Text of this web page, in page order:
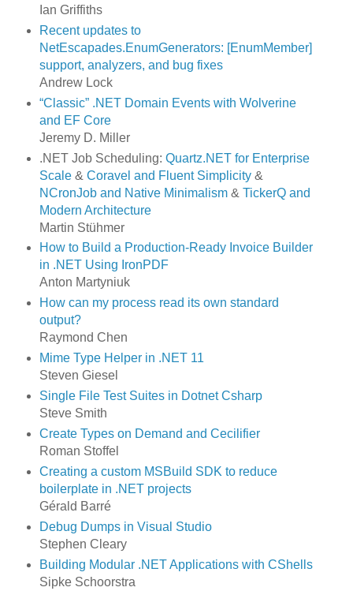
Ian Griffiths
Recent updates to
NetEscapades.EnumGenerators: [EnumMember]
support, analyzers, and bug fixes
Andrew Lock
“Classic” .NET Domain Events with Wolverine
and EF Core
Jeremy D. Miller
.NET Job Scheduling: Quartz.NET for Enterprise
Scale& Coravel and Fluent Simplicity&
NCronJob and Native Minimalism& TickerQ and
Modern Architecture
Martin Stühmer
How to Build a Production-Ready Invoice Builder
in .NET Using IronPDF
Anton Martyniuk
How can my process read its own standard
output?
Raymond Chen
Mime Type Helper in .NET 11
Steven Giesel
Single File Test Suites in Dotnet Csharp
Steve Smith
Create Types on Demand and Cecilifier
Roman Stoffel
Creating a custom MSBuild SDK to reduce
boilerplate in .NET projects
Gérald Barré
Debug Dumps in Visual Studio
Stephen Cleary
Building Modular .NET Applications with CShells
Sipke Schoorstra